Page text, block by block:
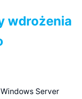
wdrożenia
Server